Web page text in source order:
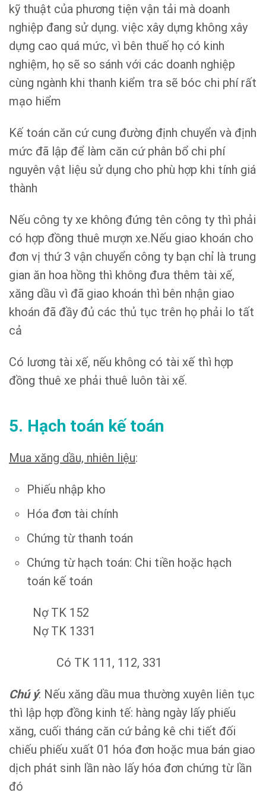
kỹ thuật của phương tiện vận tải mà doanh
nghiệp đang sử dụng. việc xây dựng không xây
dựng cao quá mức, vì bên thuế họ có kinh
nghiệm, họ sẽ so sánh với các doanh nghiệp
cùng ngành khi thanh kiểm tra sẽ bóc chi phí rất
mạo hiểm
Kế toán căn cứ cung đường định chuyển và định
mức đã lập để làm căn cứ phân bổ chi phí
nguyên vật liệu sử dụng cho phù hợp khi tính giá
thành
Nếu công ty xe không đứng tên công ty thì phải
có hợp đồng thuê mượn xe.Nếu giao khoán cho
đơn vị thứ 3 vận chuyển công ty bạn chỉ là trung
gian ăn hoa hồng thì không đưa thêm tài xế,
xăng dầu vì đã giao khoán thì bên nhận giao
khoán đã đầy đủ các thủ tục trên họ phải lo tất
cả
Có lương tài xế, nếu không có tài xế thì hợp
đồng thuê xe phải thuê luôn tài xế.
5. Hạch toán kế toán
Mua xăng dầu, nhiên liệu:
Phiếu nhập kho
Hóa đơn tài chính
Chứng từ thanh toán
Chứng từ hạch toán: Chi tiền hoặc hạch
toán kế toán
Nợ TK 152
Nợ TK 1331
Có TK 111, 112, 331
Chú ý: Nếu xăng dầu mua thường xuyên liên tục
thì lập hợp đồng kinh tế: hàng ngày lấy phiếu
xăng, cuối tháng căn cứ bảng kê chi tiết đối
chiếu phiếu xuất 01 hóa đơn hoặc mua bán giao
dịch phát sinh lần nào lấy hóa đơn chứng từ lần
đó